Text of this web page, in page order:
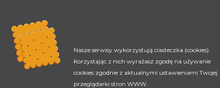
Nasze serwisy wykorzystują ciasteczka (cookies).
Korzystając z nich wyrażasz zgodę na używanie
cookies zgodnie z aktualnymi ustawieniami Twojej
przeglądarki stron WWW.
Rada Programowa
Podstawy prawne